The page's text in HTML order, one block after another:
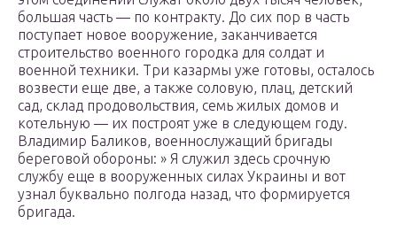
большая часть — по контракту. До сих пор в часть
поступает новое вооружение, заканчивается
строительство военного городка для солдат и
военной техники. Три казармы уже готовы, осталось
возвести еще две, а также соловую, плац, детский
сад, склад продовольствия, семь жилых домов и
котельную — их построят уже в следующем году.
Владимир Баликов, военнослужащий бригады
береговой обороны: » Я служил здесь срочную
службу еще в вооруженных силах Украины и вот
узнал буквально полгода назад, что формируется
бригада.